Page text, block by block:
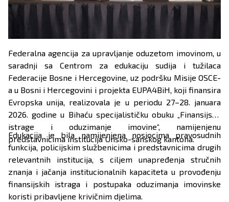
Federalna agencija za upravljanje oduzetom imovinom, u
saradnji sa Centrom za edukaciju sudija i tužilaca
Federacije Bosne i Hercegovine, uz podršku Misije OSCE-
a u Bosni i Hercegovini i projekta EUPA4BiH, koji finansira
Evropska unija, realizovala je u periodu 27–28. januara
2026. godine u Bihaću specijalističku obuku „Finansijske
istrage i oduzimanje imovine“, namijenjenu
predstavnicima institucija Unsko-sanskog kantona.
Edukacija je bila namijenjena nosiocima pravosudnih
funkcija, policijskim službenicima i predstavnicima drugih
relevantnih institucija, s ciljem unapređenja stručnih
znanja i jačanja institucionalnih kapaciteta u provođenju
finansijskih istraga i postupaka oduzimanja imovinske
koristi pribavljene krivičnim djelima.